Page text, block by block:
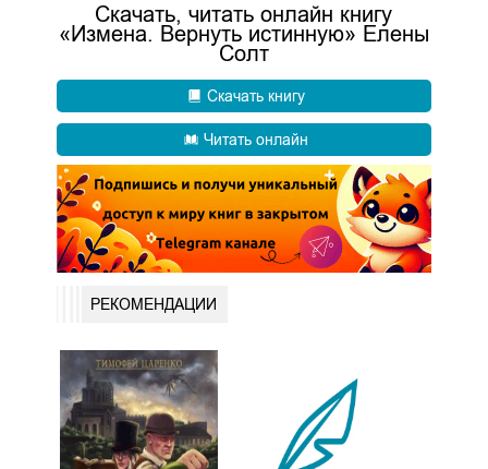
Скачать, читать онлайн книгу
«Измена. Вернуть истинную» Елены
Солт
Скачать книгу
Читать онлайн
РЕКОМЕНДАЦИИ